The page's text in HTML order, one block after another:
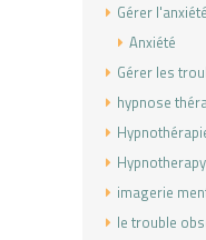
Gérer l'anxiété
Anxiété
Gérer les
hypnose
Hypnotherapy
imagerie
le trouble